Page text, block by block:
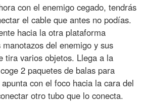
con el enemigo cegado, tendrás
el cable que antes no podías.
hacia la otra plataforma
del enemigo y sus
tira varios objetos. Llega a la
2 paquetes de balas para
con el foco hacia la cara del
otro tubo que lo conecta.